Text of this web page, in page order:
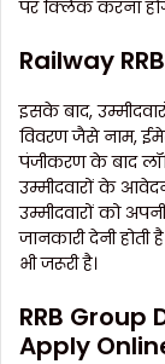
पर क्लिक करना
Railway
इसके बाद,
विवरण जैसे नाम,
पंजीकरण के बाद
उम्मीदवारों के
उम्मीदवारों को
जानकारी देनी
भी जरूरी है।
RRB Group
Apply